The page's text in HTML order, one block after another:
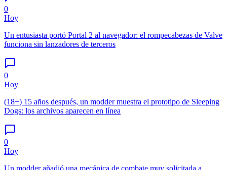
0
Hoy
Un entusiasta portó Portal 2 al navegador: el rompecabezas de Valve
funciona sin lanzadores de terceros
0
Hoy
(18+) 15 años después, un modder muestra el prototipo de Sleeping
Dogs: los archivos aparecen en línea
0
Hoy
Un modder añadió una mecánica de combate muy solicitada a